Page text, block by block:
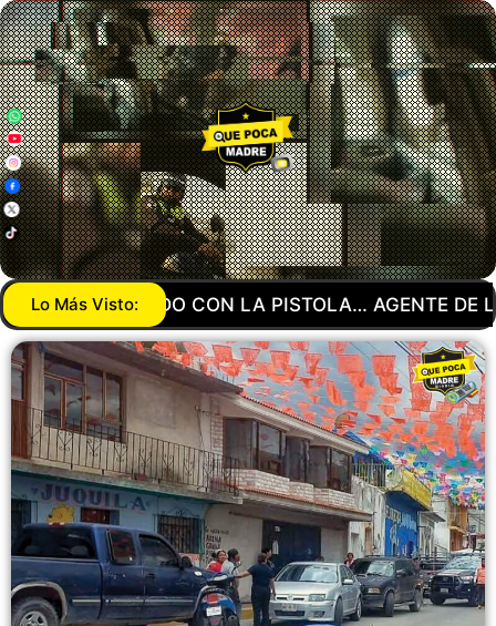
Lo Más Visto:
AGENTE DE LA GUARDIA NACIONAL MANDA A SU